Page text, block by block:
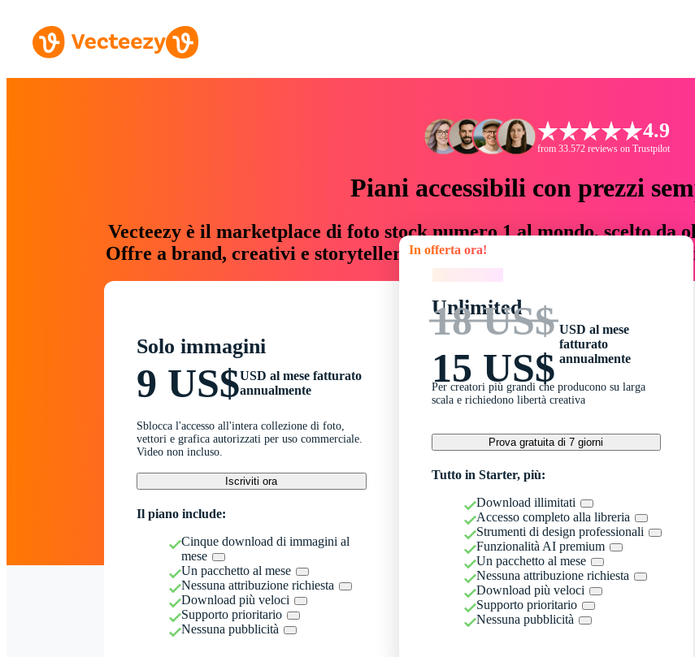
4.9
from 33.572 reviews on Trustpilot
Piani accessibili con prezzi
Vecteezy è il marketplace di foto stock numero 1 al mondo, scelto da
Offre a brand, creativi e storyteller risorse creative che fanno
Solo immagini
9 US$USD al mese fatturato
annualmente
Sblocca l'accesso all'intera collezione di foto,
vettori e grafica autorizzati per uso commerciale.
Video non incluso.
Iscriviti ora
Il piano include:
Cinque download di immagini al
mese
Un pacchetto al mese
Nessuna attribuzione richiesta
Download più veloci
Supporto prioritario
Nessuna pubblicità
In offerta ora!
Unlimited
18 US$
15 US$
USD al mese
fatturato
annualmente
Per creatori più grandi che producono su larga
scala e richiedono libertà creativa
Prova gratuita di 7 giorni
Tutto in Starter, più:
Download illimitati
Accesso completo alla libreria
Strumenti di design professionali
Funzionalità AI premium
Un pacchetto al mese
Nessuna attribuzione richiesta
Download più veloci
Supporto prioritario
Nessuna pubblicità